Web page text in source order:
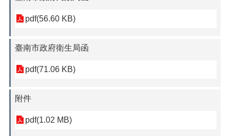
pdf(56.60 KB)
臺南市政府衛生局函
pdf(71.06 KB)
附件
pdf(1.02 MB)